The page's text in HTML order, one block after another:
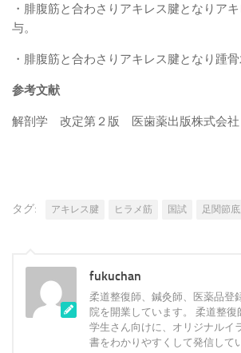
・腓腹筋と合わさりアキレス腱となりア
与。
・腓腹筋と合わさりアキレス腱となり踵骨
参考文献
解剖学 改定第２版 医歯薬出版株式会社
タグ: アキレス腱 ヒラメ筋 国試 足関節
fukuchan
柔道整復師、鍼灸師、医薬品登
院を開業しています。 柔道整復
学生さん向けに、オリジナルイ
書をわかりやすくして発信して